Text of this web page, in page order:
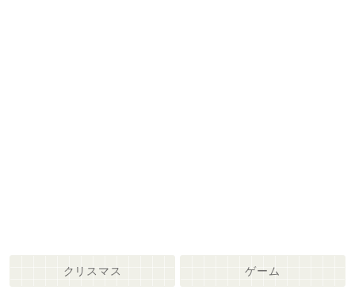
クリスマス ゲーム